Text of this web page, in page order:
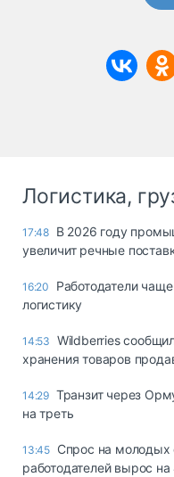
Логистика,
17:48 В 2026 году
увеличит речные
16:20
Работодатели
логистику
14:53 Wildberries
хранения товаров
14:29 Транзит через
на треть
13:45 Спрос на молодых
работодателей вырос на